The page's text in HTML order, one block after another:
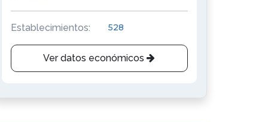
Establecimientos: 528
Ver datos económicos